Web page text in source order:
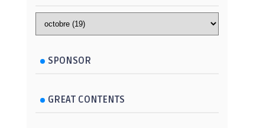
SPONSOR
GREAT CONTENTS